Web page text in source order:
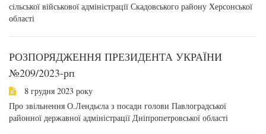
сільської військової адміністрації Скадовського району Херсонської
області
РОЗПОРЯДЖЕННЯ ПРЕЗИДЕНТА УКРАЇНИ
№209/2023-рп
8 грудня 2023 року
Про звільнення О.Лендьєла з посади голови Павлоградської
районної державної адміністрації Дніпропетровської області